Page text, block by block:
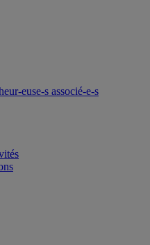
euse-s associé-e-s